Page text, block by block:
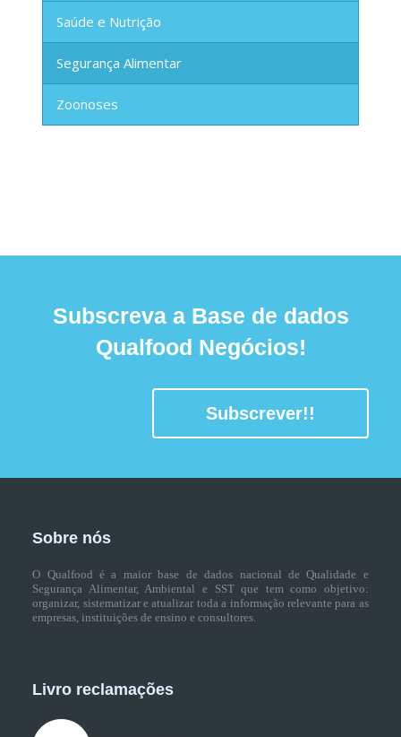
Saúde e Nutrição
Segurança Alimentar
Zoonoses
Subscreva a Base de dados
Qualfood Negócios!
Subscrever!!
Sobre nós
O Qualfood é a maior base de dados nacional de Qualidade e
Segurança Alimentar, Ambiental e SST que tem como objetivo:
organizar, sistematizar e atualizar toda a informação relevante para as
empresas, instituições de ensino e consultores.
Livro reclamações